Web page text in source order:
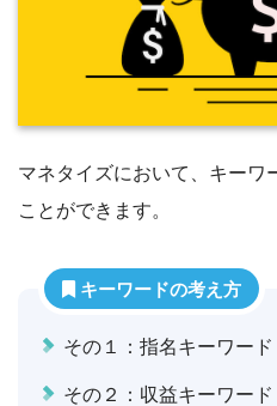
マネタイズにおいて、キーワ
ことができます。
キーワードの考え方
その１：指名キーワード
その２：収益キーワード